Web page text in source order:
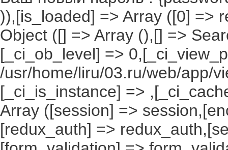
)),[is_loaded] => Array ([0] =>
Object ([] => Array (),[] =>
[_ci_ob_level] =>
/usr/home/liru/03.ru/web/app/
[_ci_is_instance] =>
Array ([session] =>
[redux_auth] =>